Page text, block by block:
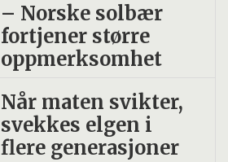
– Norske solbær
fortjener større
oppmerksomhet
Når maten svikter,
svekkes elgen i
flere generasjoner